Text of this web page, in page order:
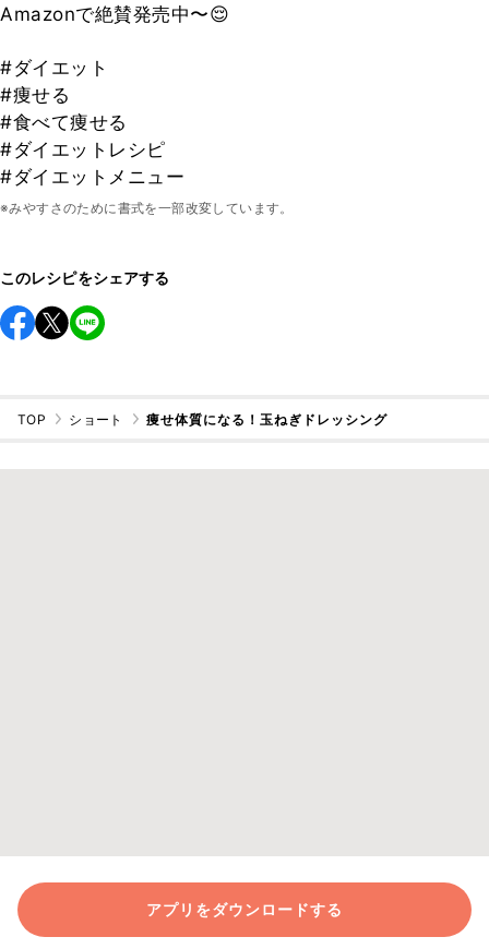
Amazonで絶賛発売中〜😌
#ダイエット
#痩せる
#食べて痩せる
#ダイエットレシピ
#ダイエットメニュー
※みやすさのために書式を一部改変しています。
このレシピをシェアする
TOP ショート 痩せ体質になる！玉ねぎドレッシング
アプリをダウンロードする